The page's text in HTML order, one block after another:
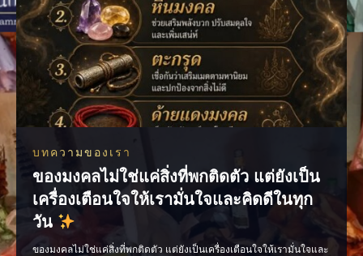
บทความของเรา
ของมงคลไม่ใช่แค่สิ่งที่พกติดตัว แต่ยังเป็น
เครื่องเตือนใจให้เรามั่นใจและคิดดีในทุก
วัน
ของมงคลไม่ใช่แค่สิ่งที่พกติดตัว แต่ยังเป็นเครื่องเตือนใจให้เรามั่นใจและ